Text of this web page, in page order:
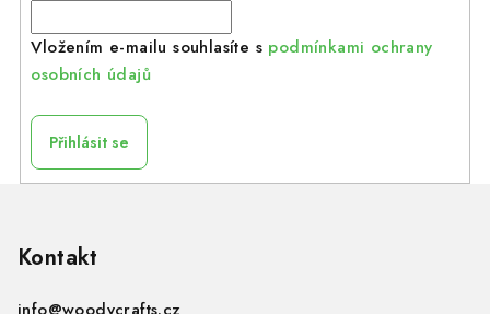
Vložením e-mailu souhlasíte s podmínkami ochrany
osobních údajů
Přihlásit se
Kontakt
info@woodycrafts.cz